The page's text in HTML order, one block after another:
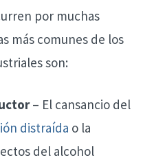
por muchas
más comunes de los
son:
– El cansancio del
distraída o la
del alcohol